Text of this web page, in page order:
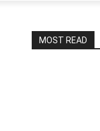
MOST READ